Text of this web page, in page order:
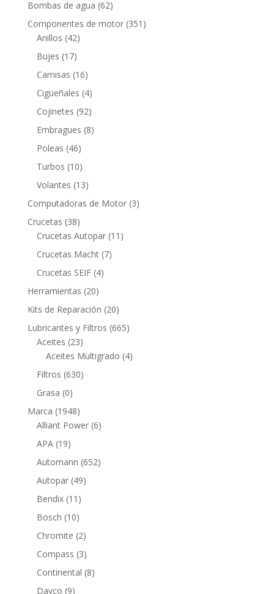
Bombas de agua 6262
productos
Componentes de motor 351 351
Anillos 4242
Bujes 1717
productos
Camisas 1616
productos
Cigüeñales 44
productos
Cojinetes 9292
productos
Embragues 88
Poleas 4646
productos
Turbos 1010
productos
Volantes 1313
productos
Computadoras de Motor 33
Crucetas 3838
productos
Crucetas Autopar 11 11
Crucetas Macht 77
Crucetas SEIF 44
Herramientas 2020
productos
Kits de Reparación 2020
productos
Lubricantes y Filtros 665665
Aceites 2323
productos
Aceites Multigrado 44
Filtros 630630
Grasa 00
productos
Marca 19481948
productos
Alliant Power 66
APA 1919
productos
Automann 652652
Autopar 4949
Bendix 11 11
productos
Bosch 1010
productos
Chromite 22
productos
Compass 33
productos
Continental 88
Dayco 99